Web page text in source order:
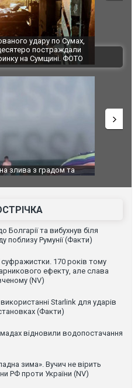
удару по Сумах,
постраждали
на Сумщині. ФОТО
За 2000
склад
злива з градом та
Вже вивели
Болгарії та вибухнув біля
поблизу Румунії (Факти)
170 років тому
ефекту, але слава
(NV)
Starlink для ударів
(Факти)
відновили водопостачання
зима». Вучич не вірить
РФ проти України (NV)